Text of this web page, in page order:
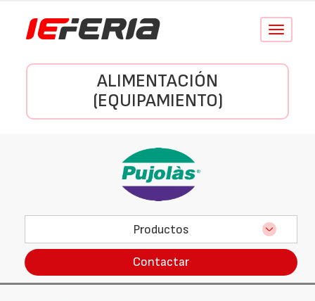
Conmutar
ALIMENTACIÓN
(EQUIPAMIENTO)
Productos
Contactar